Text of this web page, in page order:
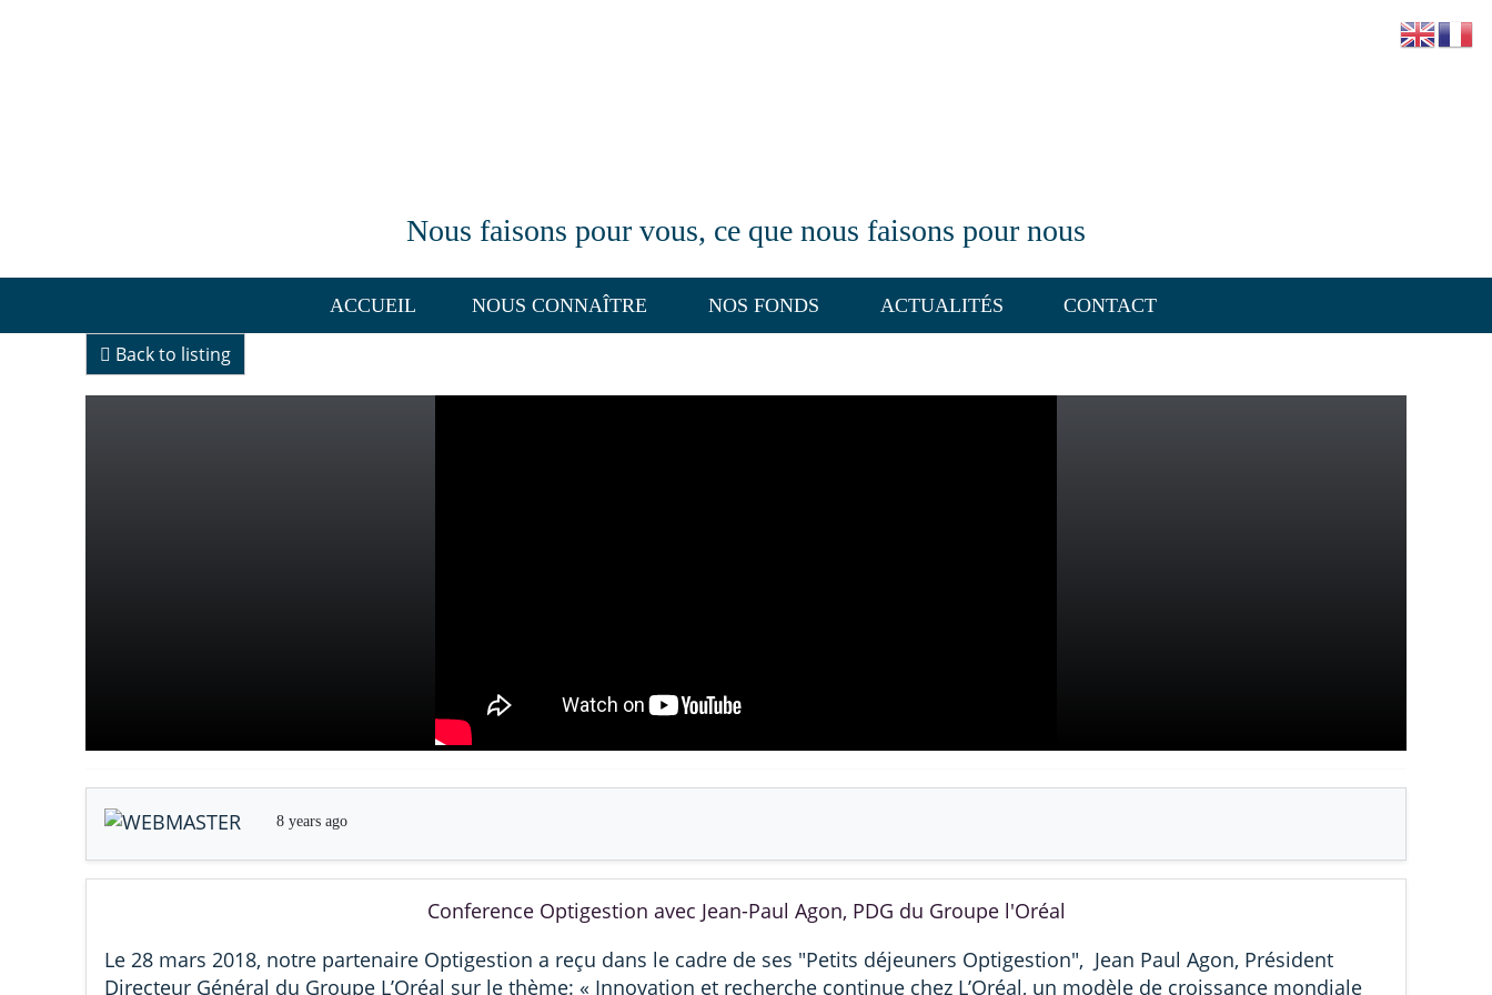
Nous faisons pour vous, ce que nous faisons pour nous
ACCUEIL NOUS CONNAÎTRE NOS FONDS ACTUALITÉS CONTACT
Back to listing
8 years ago
Conference Optigestion avec Jean-Paul Agon, PDG du Groupe l'Oréal
Le 28 mars 2018, notre partenaire Optigestion a reçu dans le cadre de ses "Petits déjeuners Optigestion", Jean Paul Agon, Président
Directeur Général du Groupe L’Oréal sur le thème: « Innovation et recherche continue chez L’Oréal, un modèle de croissance mondiale